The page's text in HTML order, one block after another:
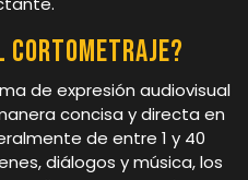
cortometraje?
de expresión audiovisual
concisa y directa en
de entre 1 y 40
diálogos y música, los